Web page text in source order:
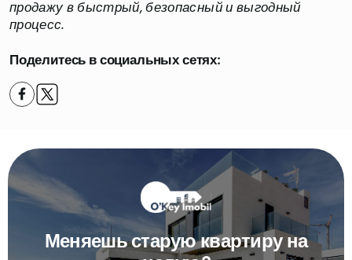
продажу в быстрый, безопасный и выгодный
процесс.
Поделитесь в социальных сетях:
Меняешь старую квартиру на